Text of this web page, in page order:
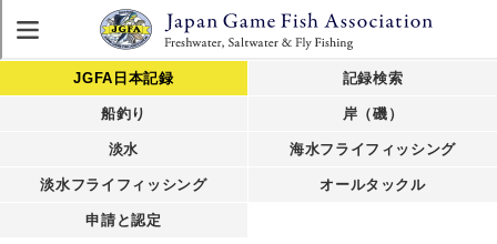
JGFA日本記録 記録検索
船釣り 岸（磯）
淡水 海水フライフィッシング
淡水フライフィッシング オールタックル
申請と認定